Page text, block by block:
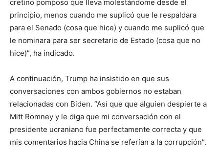
cretino pomposo que lleva molestándome desde el
principio, menos cuando me suplicó que le respaldara
para el Senado (cosa que hice) y cuando me suplicó que
le nominara para ser secretario de Estado (cosa que no
hice)”, ha indicado.
A continuación, Trump ha insistido en que sus
conversaciones con ambos gobiernos no estaban
relacionadas con Biden. “Así que que alguien despierte a
Mitt Romney y le diga que mi conversación con el
presidente ucraniano fue perfectamente correcta y que
mis comentarios hacia China se referían a la corrupción”.